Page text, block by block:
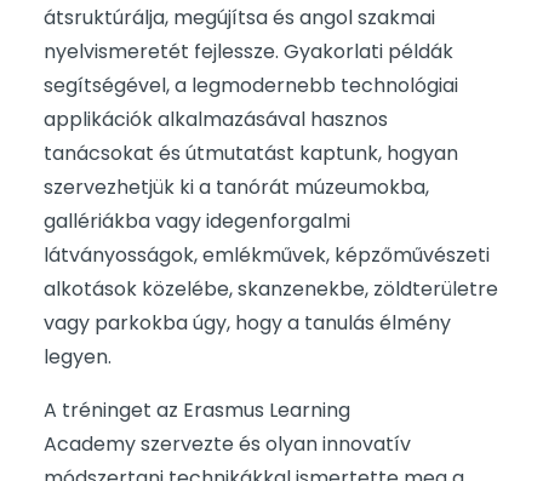
átsruktúrálja, megújítsa és angol szakmai
nyelvismeretét fejlessze. Gyakorlati példák
segítségével, a legmodernebb technológiai
applikációk alkalmazásával hasznos
tanácsokat és útmutatást kaptunk, hogyan
szervezhetjük ki a tanórát múzeumokba,
gallériákba vagy idegenforgalmi
látványosságok, emlékművek, képzőművészeti
alkotások közelébe, skanzenekbe, zöldterületre
vagy parkokba úgy, hogy a tanulás élmény
legyen.
A tréninget az Erasmus Learning
Academy szervezte és olyan innovatív